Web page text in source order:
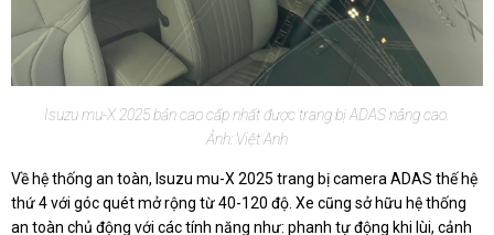
Isuzu mu-X 2025 bản cao cấp nhất được trang bị ADAS nâng cao.
Ảnh: Việt Anh
Về hệ thống an toàn, Isuzu mu-X 2025 trang bị camera ADAS thế hệ
thứ 4 với góc quét mở rộng từ 40-120 độ. Xe cũng sở hữu hệ thống
an toàn chủ động với các tính năng như: phanh tự động khi lùi, cảnh